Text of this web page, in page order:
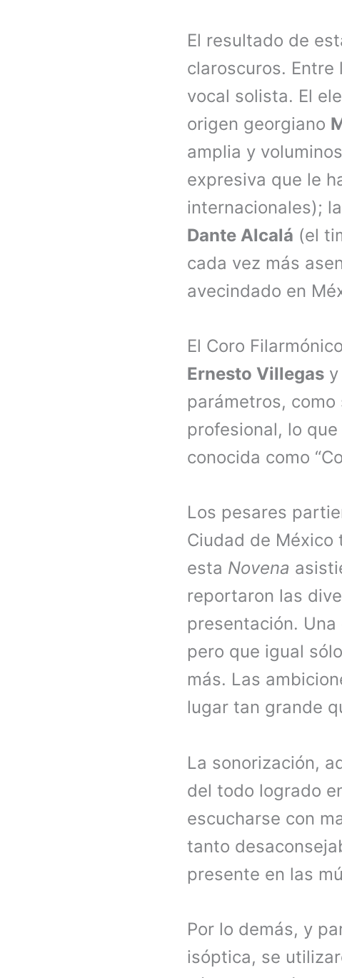
El resultado de
claroscuros.
vocal solista. El
origen georgiano
amplia y
expresiva que le
internacionales);
Dante Alcalá (el
cada vez más
avecindado en
El Coro
Ernesto Villegas
parámetros,
profesional, lo
conocida como
Los pesares
Ciudad de México
esta Novena
reportaron las
presentación.
pero que igual
más. Las
lugar tan grande
La sonorización,
del todo logrado
escucharse con
tanto
presente en las
Por lo demás, y
isóptica, se